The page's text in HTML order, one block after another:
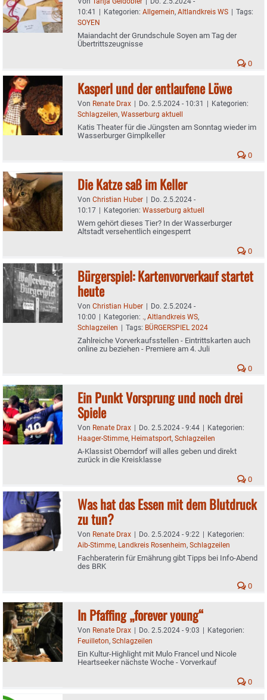
10:41 | Kategorien: Allgemein, Altlandkreis WS | Tags:
SOYEN
Maiandacht der Grundschule Soyen am Tag der
Übertrittszeugnisse
0
Kasperl und der entlaufene Löwe
Von Renate Drax | Do. 2.5.2024 - 10:31 | Kategorien:
Schlagzeilen, Wasserburg aktuell
Katis Theater für die Jüngsten am Sonntag wieder im
Wasserburger Gimplkeller
0
Die Katze saß im Keller
Von Christian Huber | Do. 2.5.2024 -
10:17 | Kategorien: Wasserburg aktuell
Wem gehört dieses Tier? In der Wasserburger
Altstadt versehentlich eingesperrt
0
Bürgerspiel: Kartenvorverkauf startet
heute
Von Christian Huber | Do. 2.5.2024 -
10:00 | Kategorien: ., Altlandkreis WS,
Schlagzeilen | Tags: BÜRGERSPIEL 2024
Zahlreiche Vorverkaufsstellen - Eintrittskarten auch
online zu beziehen - Premiere am 4. Juli
0
Ein Punkt Vorsprung und noch drei
Spiele
Von Renate Drax | Do. 2.5.2024 - 9:44 | Kategorien:
Haager-Stimme, Heimatsport, Schlagzeilen
A-Klassist Oberndorf will alles geben und direkt
zurück in die Kreisklasse
0
Was hat das Essen mit dem Blutdruck
zu tun?
Von Renate Drax | Do. 2.5.2024 - 9:22 | Kategorien:
Aib-Stimme, Landkreis Rosenheim, Schlagzeilen
Fachberaterin für Ernährung gibt Tipps bei Info-Abend
des BRK
0
In Pfaffing „forever young“
Von Renate Drax | Do. 2.5.2024 - 9:03 | Kategorien:
Feuilleton, Schlagzeilen
Ein Kultur-Highlight mit Mulo Francel und Nicole
Heartseeker nächste Woche - Vorverkauf
0